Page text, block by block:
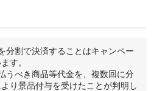
分割で決済することはキャンペー
す。
うべき商品等代金を、複数回に分
り景品付与を受けたことが判明し